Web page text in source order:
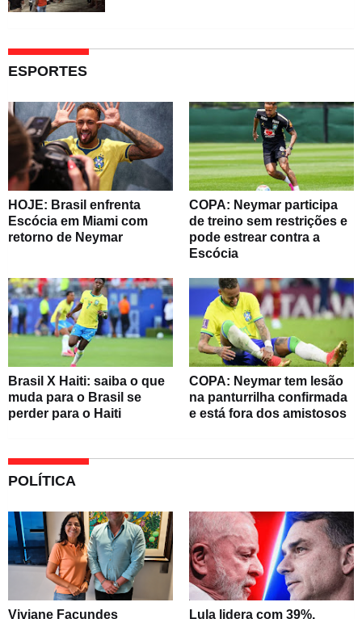
ESPORTES
HOJE: Brasil enfrenta
Escócia em Miami com
retorno de Neymar
COPA: Neymar participa
de treino sem restrições e
pode estrear contra a
Escócia
Brasil X Haiti: saiba o que
muda para o Brasil se
perder para o Haiti
COPA: Neymar tem lesão
na panturrilha confirmada
e está fora dos amistosos
POLÍTICA
Viviane Facundes
Lula lidera com 39%,